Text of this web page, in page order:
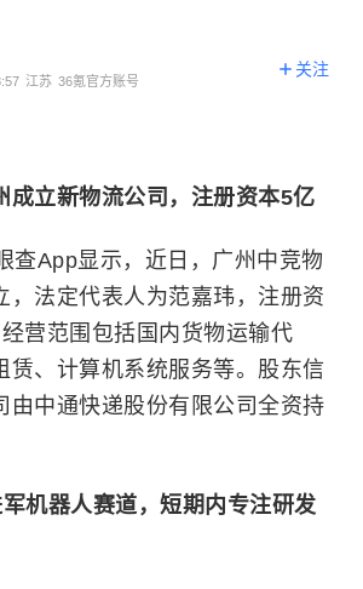
江苏 36氪官方账号
关注
成立新物流公司，注册资本5亿
查App显示，近日，广州中竞物
，法定代表人为范嘉玮，注册资
营范围包括国内货物运输代
赁、计算机系统服务等。股东信
由中通快递股份有限公司全资持
机器人赛道，短期内专注研发